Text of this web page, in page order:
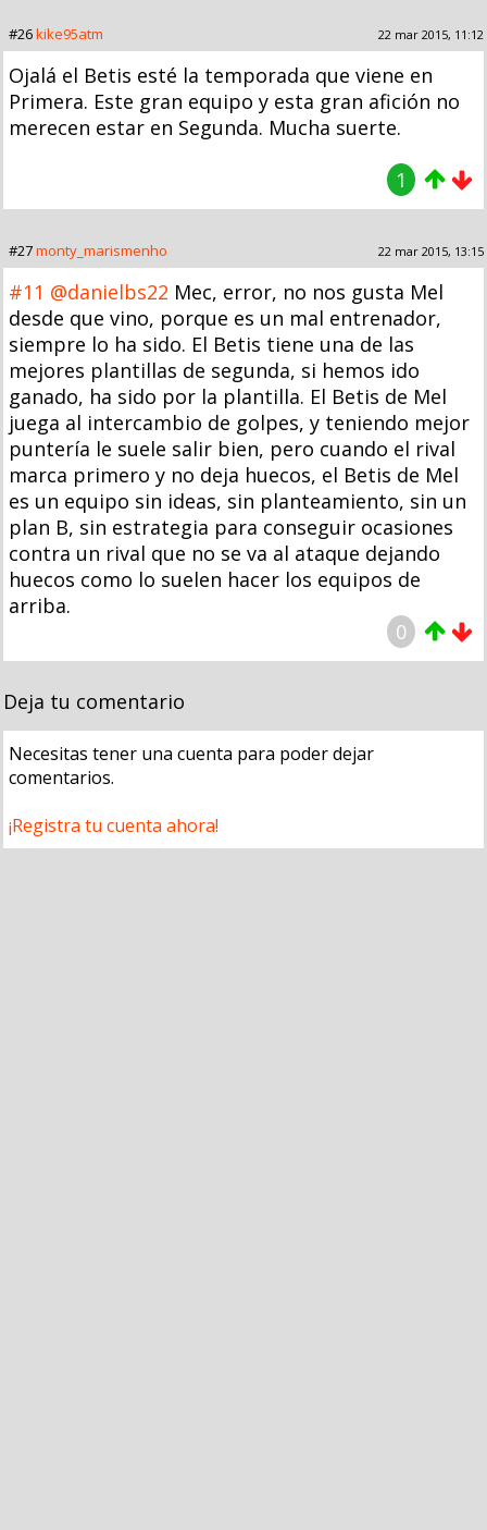
#26kike95atm 22 mar 2015, 11:12
Ojalá el Betis esté la temporada que viene en
Primera. Este gran equipo y esta gran afición no
merecen estar en Segunda. Mucha suerte.
1
#27monty_marismenho 22 mar 2015, 13:15
#11 @danielbs22 Mec, error, no nos gusta Mel
desde que vino, porque es un mal entrenador,
siempre lo ha sido. El Betis tiene una de las
mejores plantillas de segunda, si hemos ido
ganado, ha sido por la plantilla. El Betis de Mel
juega al intercambio de golpes, y teniendo mejor
puntería le suele salir bien, pero cuando el rival
marca primero y no deja huecos, el Betis de Mel
es un equipo sin ideas, sin planteamiento, sin un
plan B, sin estrategia para conseguir ocasiones
contra un rival que no se va al ataque dejando
huecos como lo suelen hacer los equipos de
arriba.
0
Deja tu comentario
Necesitas tener una cuenta para poder dejar
comentarios.
¡Registra tu cuenta ahora!